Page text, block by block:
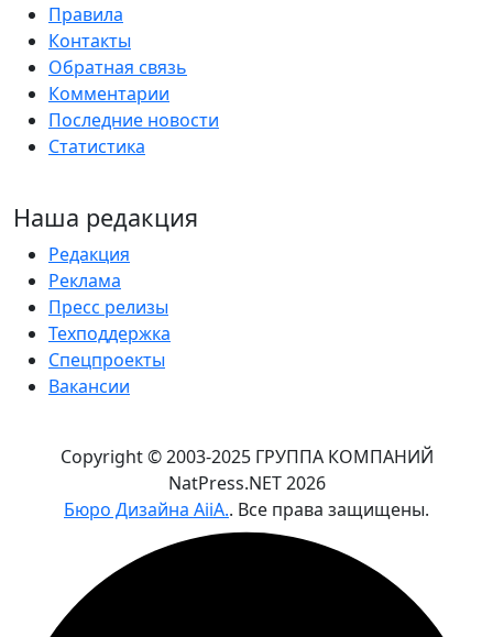
Правила
Контакты
Обратная связь
Комментарии
Последние новости
Статистика
Наша редакция
Редакция
Реклама
Пресс релизы
Техподдержка
Спецпроекты
Вакансии
Copyright © 2003-2025 ГРУППА КОМПАНИЙ
NatPress.NET2026
Бюро Дизайна AiiA.. Все права защищены.